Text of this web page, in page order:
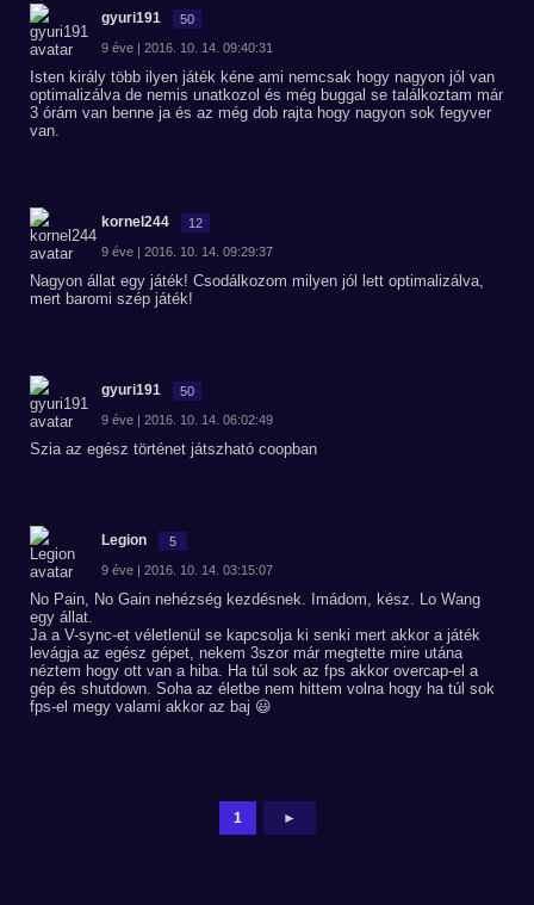
gyuri191 50
9 éve | 2016. 10. 14. 09:40:31
Isten király több ilyen játék kéne ami nemcsak hogy nagyon jól van
optimalizálva de nemis unatkozol és még buggal se találkoztam már
3 órám van benne ja és az még dob rajta hogy nagyon sok fegyver
van.
kornel244 12
9 éve | 2016. 10. 14. 09:29:37
Nagyon állat egy játék! Csodálkozom milyen jól lett optimalizálva,
mert baromi szép játék!
gyuri191 50
9 éve | 2016. 10. 14. 06:02:49
Szia az egész történet játszható coopban
Legion 5
9 éve | 2016. 10. 14. 03:15:07
No Pain, No Gain nehézség kezdésnek. Imádom, kész. Lo Wang
egy állat.
Ja a V-sync-et véletlenül se kapcsolja ki senki mert akkor a játék
levágja az egész gépet, nekem 3szor már megtette mire utána
néztem hogy ott van a hiba. Ha túl sok az fps akkor overcap-el a
gép és shutdown. Soha az életbe nem hittem volna hogy ha túl sok
fps-el megy valami akkor az baj 😃
1 ►